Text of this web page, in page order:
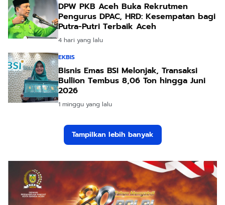
DPW PKB Aceh Buka Rekrutmen
Pengurus DPAC, HRD: Kesempatan bagi
Putra-Putri Terbaik Aceh
4 hari yang lalu
EKBIS
Bisnis Emas BSI Melonjak, Transaksi
Bullion Tembus 8,06 Ton hingga Juni
2026
1 minggu yang lalu
Tampilkan lebih banyak